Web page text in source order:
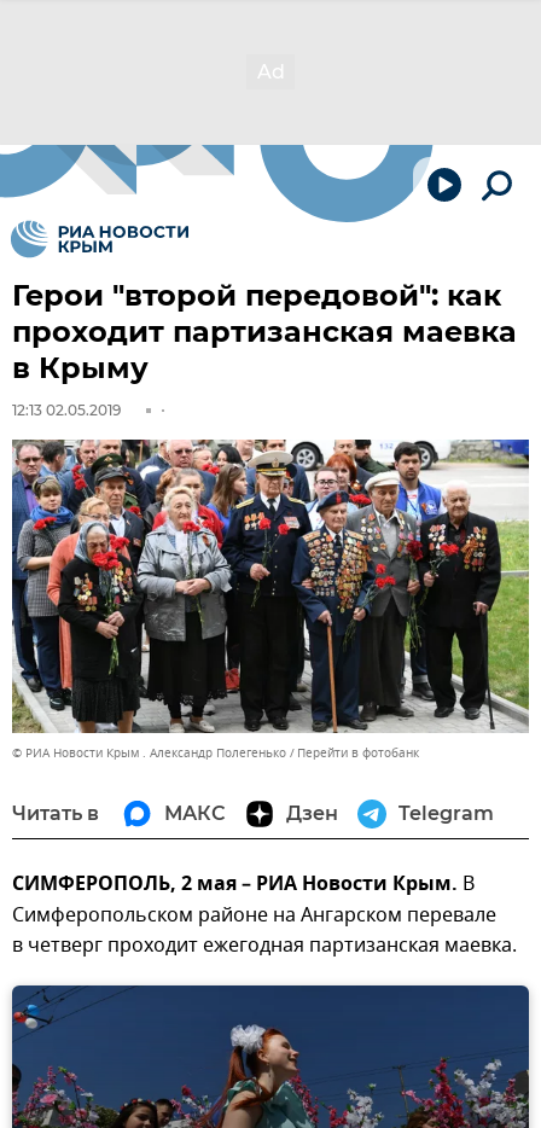
Герои "второй передовой": как
проходит партизанская маевка
в Крыму
12:13 02.05.2019
© РИА Новости Крым . Александр Полегенько Перейти в фотобанк
Читать в МАКС Дзен Telegram
СИМФЕРОПОЛЬ, 2 мая – РИА Новости Крым. В
Симферопольском районе на Ангарском перевале
в четверг проходит ежегодная партизанская маевка.